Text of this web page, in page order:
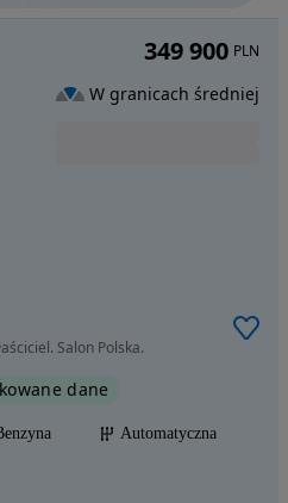
Salon Polska.
dane
Automatyczna
349 900 PLN
W granicach średniej